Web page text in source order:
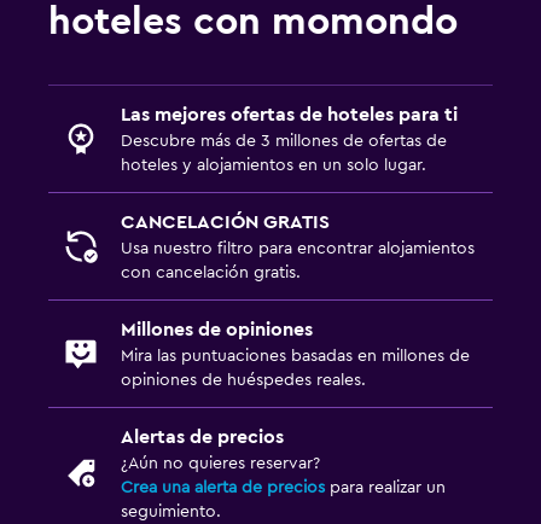
hoteles con momondo
Las mejores ofertas de hoteles para ti
Descubre más de 3 millones de ofertas de
hoteles y alojamientos en un solo lugar.
CANCELACIÓN GRATIS
Usa nuestro filtro para encontrar alojamientos
con cancelación gratis.
Millones de opiniones
Mira las puntuaciones basadas en millones de
opiniones de huéspedes reales.
Alertas de precios
¿Aún no quieres reservar?
Crea una alerta de precios para realizar un
seguimiento.